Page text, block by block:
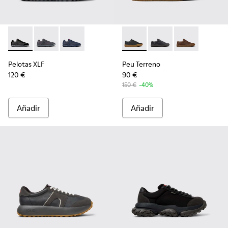
Pelotas XLF - K100751-002 - Zapatillas negras de textil y
Pelotas XLF - K100751-006
Pelotas XLF - K100751-001
Pelotas XLF
120 €
Añadir
Peu Terreno - K100927-001
Peu Terreno -Peu Terreno -
Peu Terreno
90 €
150 € -40%
Añadir